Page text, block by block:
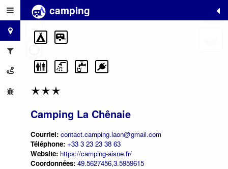
camping
Camping La Chênaie
Courriel: contact.camping.laon@gmail.com
Téléphone: +33 3 23 23 38 63
Website: https://camping-aisne.fr/
Coordonnées: 49.5627456,3.5959615
+
−